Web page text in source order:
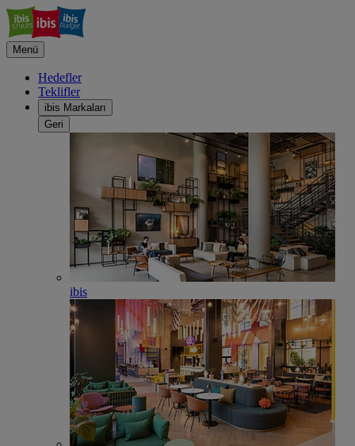
Menü
Hedefler
Teklifler
ibis Markaları
Geri
ibis